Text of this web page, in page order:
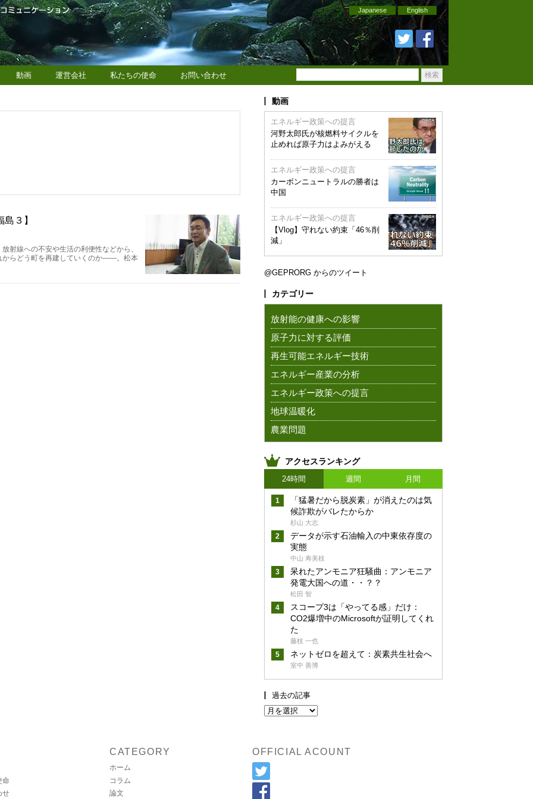
Japanese English
動画 運営会社 私たちの使命 お問い合わせ
３】
射線への不安や生活の利便性などから、
からどう町を再建していくのか――。松本
動画
エネルギー政策への提言
河野太郎氏が核燃料サイクルを
止めれば原子力はよみがえる
エネルギー政策への提言
カーボンニュートラルの勝者は
中国
エネルギー政策への提言
【Vlog】守れない約束「46％削
減」
@GEPRORG からのツイート
カテゴリー
放射能の健康への影響
原子力に対する評価
再生可能エネルギー技術
エネルギー産業の分析
エネルギー政策への提言
地球温暖化
農業問題
アクセスランキング
24時間 週間 月間
「猛暑だから脱炭素」が消えたのは気
候詐欺がバレたからか
杉山 大志
データが示す石油輸入の中東依存度の
実態
中山 寿美枝
呆れたアンモニア狂騒曲：アンモニア
発電大国への道・・？？
松田 智
スコープ3は「やってる感」だけ：
CO2爆増中のMicrosoftが証明してくれ
た
藤枝 一也
ネットゼロを超えて：炭素共生社会へ
室中 善博
過去の記事
命
せ
CATEGORY
ホーム
コラム
論文
OFFICIAL ACOUNT